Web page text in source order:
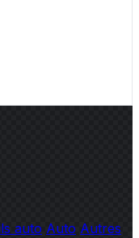
auto Auto Autres